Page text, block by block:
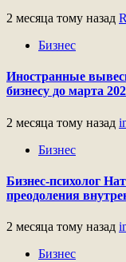
2 месяца тому назад
Бизнес
Иностранные
бизнесу до марта
2 месяца тому назад
Бизнес
Бизнес-психолог
преодоления
2 месяца тому назад
Бизнес